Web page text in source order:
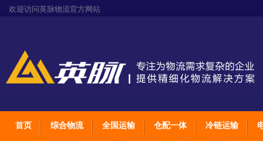
欢迎访问英脉物流官方网站
首页 综合物流 全国运输 仓配一体 冷链运输